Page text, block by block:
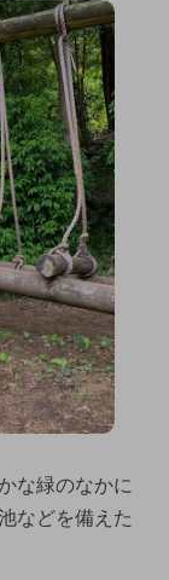
な緑のなかに
などを備えた